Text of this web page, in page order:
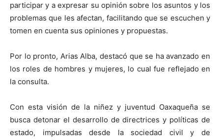
participar y a expresar su opinión sobre los asuntos y los
problemas que les afectan, facilitando que se escuchen y
tomen en cuenta sus opiniones y propuestas.
Por lo pronto, Arias Alba, destacó que se ha avanzado en
los roles de hombres y mujeres, lo cual fue reflejado en
la consulta.
Con esta visión de la niñez y juventud Oaxaqueña se
busca detonar el desarrollo de directrices y políticas de
estado, impulsadas desde la sociedad civil y de